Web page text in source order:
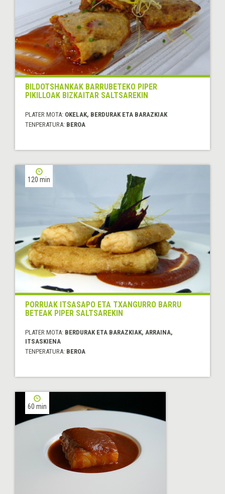
BILDOTSHANKAK BARRUBETEKO PIPER
PIKILLOAK BIZKAITAR SALTSAREKIN
PLATER MOTA: OKELAK, BERDURAK ETA BARAZKIAK
TENPERATURA: BEROA
120 min
PORRUAK ITSASAPO ETA TXANGURRO BARRU
BETEAK PIPER SALTSAREKIN
PLATER MOTA: BERDURAK ETA BARAZKIAK, ARRAINA,
ITSASKIENA
TENPERATURA: BEROA
60 min